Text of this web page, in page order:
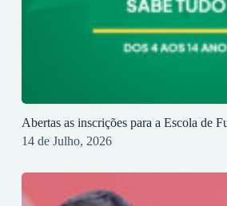
Abertas as inscrições para a Escola de
14 de Julho, 2026